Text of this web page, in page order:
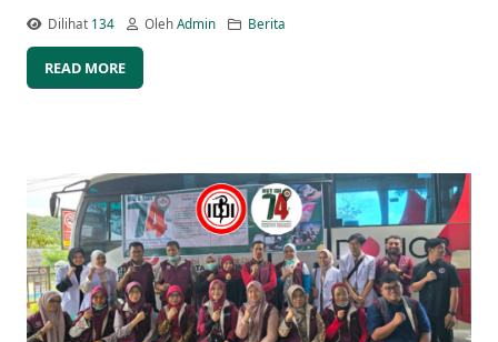
Dilihat 134 OlehAdmin Berita
READ MORE